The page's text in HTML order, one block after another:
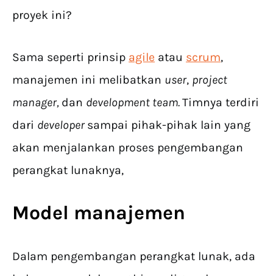
proyek ini?
Sama seperti prinsip agile atau scrum,
manajemen ini melibatkan user, project
manager, dan development team.Timnya terdiri
dari developer sampai pihak-pihak lain yang
akan menjalankan proses pengembangan
perangkat lunaknya,
Model manajemen
Dalam pengembangan perangkat lunak, ada